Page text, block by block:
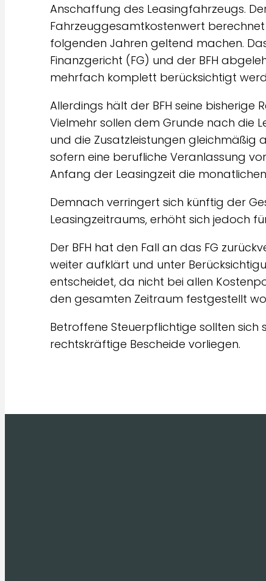
Anschaffung des Leasingfahrzeugs.
Fahrzeuggesamtkostenwert
folgenden Jahren geltend machen.
Finanzgericht (FG) und der BFH
mehrfach komplett berücksichtigt
Allerdings hält der BFH seine
Vielmehr sollen dem Grunde nach die
und die Zusatzleistungen gleichmäßig
sofern eine berufliche Veranlassung
Anfang der Leasingzeit die
Demnach verringert sich künftig der
Leasingzeitraums, erhöht sich jedoch
Der BFH hat den Fall an das FG
weiter aufklärt und unter
entscheidet, da nicht bei allen
den gesamten Zeitraum festgestellt
Betroffene Steuerpflichtige sollten
rechtskräftige Bescheide vorliegen.